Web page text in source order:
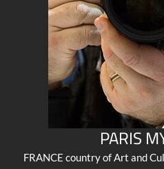
PARIS
FRANCE country of Art and